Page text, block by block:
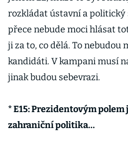
rozkládat ústavní a politický
přece nebude moci hlásat
ji za to, co dělá. To nebudou
kandidáti. V kampani musí
jinak budou sebevrazi.
* E15: Prezidentovým
zahraniční politika…